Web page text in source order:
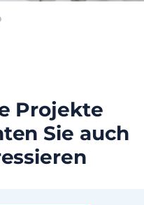
Projekte
Sie auch